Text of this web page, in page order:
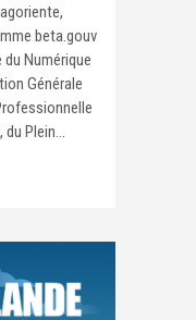
beta.gouv
Numérique
Générale
du Plein...